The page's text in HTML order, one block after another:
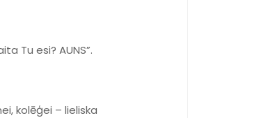
Tu esi? AUNS”.
kolēģei – lieliska